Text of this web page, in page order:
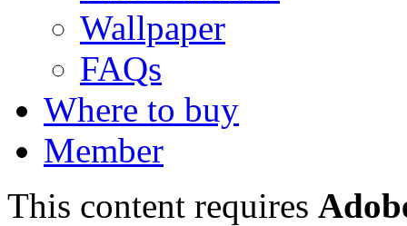
Wallpaper
FAQs
Where to buy
Member
This content requires